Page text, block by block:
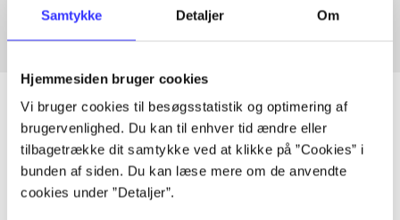
Samtykke Detaljer Om
Hjemmesiden bruger cookies
Vi bruger cookies til besøgsstatistik og optimering af
brugervenlighed. Du kan til enhver tid ændre eller
tilbagetrække dit samtykke ved at klikke på ”Cookies” i
bunden af siden. Du kan læse mere om de anvendte
cookies under ”Detaljer”.
Artikler
Alle registrerede artikler fordelt på udgivelser